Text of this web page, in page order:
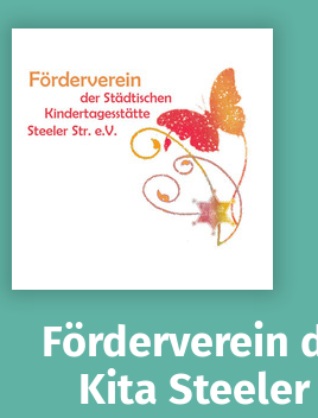
Förderverein
Kita Steeler